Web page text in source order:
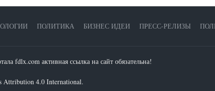
ПОЛИТИКА БИЗНЕС ИДЕИ ПРЕСС-РЕЛИЗЫ
fdlx.com активная ссылка на сайт обязательна!
Attribution 4.0 International.